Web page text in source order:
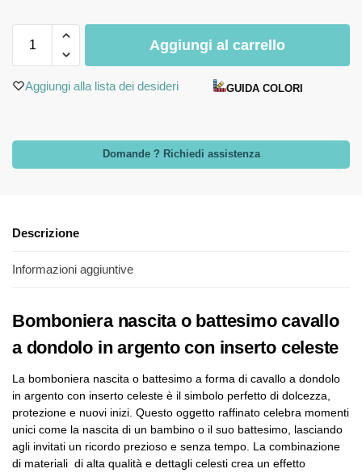
Aggiungi al carrello
Aggiungi alla lista dei desideri GUIDA COLORI
Domande ? Richiedi assistenza
Descrizione
Informazioni aggiuntive
Bomboniera nascita o battesimo cavallo
a dondolo in argento con inserto celeste
La bomboniera nascita o battesimo a forma di cavallo a dondolo
in argento con inserto celeste è il simbolo perfetto di dolcezza,
protezione e nuovi inizi. Questo oggetto raffinato celebra momenti
unici come la nascita di un bambino o il suo battesimo, lasciando
agli invitati un ricordo prezioso e senza tempo. La combinazione
di materiali di alta qualità e dettagli celesti crea un effetto